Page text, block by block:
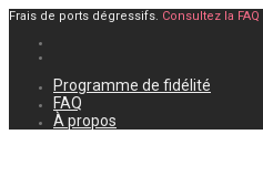
Frais de ports dégressifs. Consultez la FAQ
Programme de fidélité
FAQ
À propos